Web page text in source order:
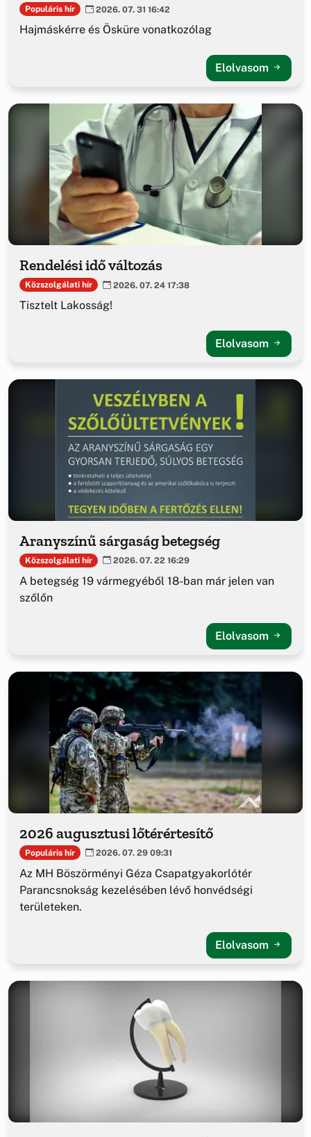
Populáris hír 2026. 07. 31 16:42
Hajmáskérre és Ösküre vonatkozólag
Elolvasom
Rendelési idő változás
Közszolgálati hír 2026. 07. 24 17:38
Tisztelt Lakosság!
Elolvasom
Aranyszínű sárgaság betegség
Közszolgálati hír 2026. 07. 22 16:29
A betegség 19 vármegyéből 18-ban már jelen van
szőlőn
Elolvasom
2026 augusztusi lőtérértesítő
Populáris hír 2026. 07. 29 09:31
Az MH Böszörményi Géza Csapatgyakorlótér
Parancsnokság kezelésében lévő honvédségi
területeken.
Elolvasom